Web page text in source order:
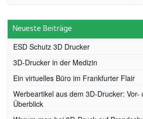
Neueste Beiträge
ESD Schutz 3D Drucker
3D-Drucker in der Medizin
Ein virtuelles Büro im Frankfurter Flair
Werbeartikel aus dem 3D-Drucker: Vor-
Überblick